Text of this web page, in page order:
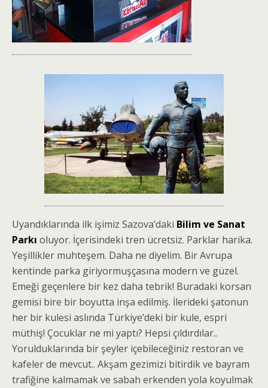
Uyandıklarında ilk işimiz Sazova’daki Bilim ve Sanat
Parkı oluyor. İçerisindeki tren ücretsiz. Parklar harika.
Yeşillikler muhteşem. Daha ne diyelim. Bir Avrupa
kentinde parka giriyormuşçasına modern ve güzel.
Emeği geçenlere bir kez daha tebrik! Buradaki korsan
gemisi bire bir boyutta inşa edilmiş. İlerideki şatonun
her bir kulesi aslında Türkiye’deki bir kule, espri
müthiş! Çocuklar ne mi yaptı? Hepsi çıldırdılar..
Yorulduklarında bir şeyler içebileceğiniz restoran ve
kafeler de mevcut.. Akşam gezimizi bitirdik ve bayram
trafiğine kalmamak ve sabah erkenden yola koyulmak